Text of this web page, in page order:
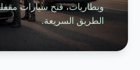
وبطاريات، فتح سيارات
الطريق السريعة.